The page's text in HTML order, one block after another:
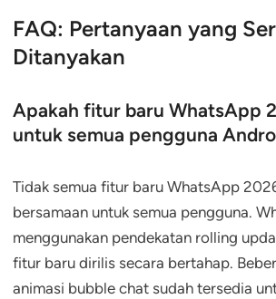
FAQ: Pertanyaan yang
Ditanyakan
Apakah fitur baru WhatsApp
untuk semua pengguna
Tidak semua fitur baru WhatsApp
bersamaan untuk semua pengguna.
menggunakan pendekatan rolling
fitur baru dirilis secara bertahap.
animasi bubble chat sudah tersedia